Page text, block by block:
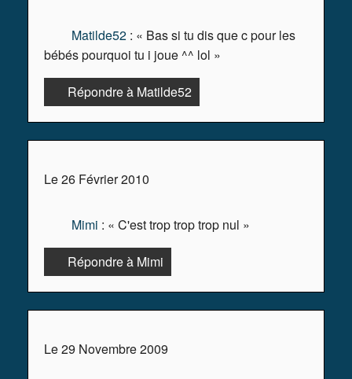
Matilde52 : « Bas si tu dis que c pour les
bébés pourquoi tu i joue ^^ lol »
Répondre à Matilde52
Le 26 Février 2010
Mimi : « C'est trop trop trop nul »
Répondre à Mimi
Le 29 Novembre 2009